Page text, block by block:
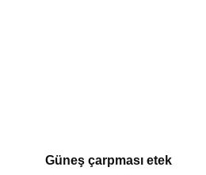
Güneş çarpması etek